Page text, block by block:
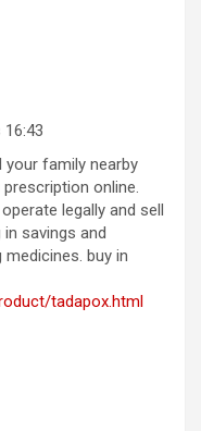
your family nearby
online.
legally and sell
in savings and
buy in
tadapox.html